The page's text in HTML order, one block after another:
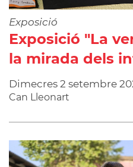
Exposició
Exposició "La
la mirada dels
Dimecres 2 setembre
Can Lleonart